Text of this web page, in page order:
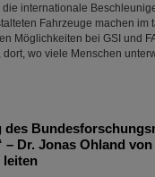
internationale
Fahrzeuge machen im
Möglichkeiten bei GSI und
wo viele Menschen
des
Dr. Jonas Ohland
leiten